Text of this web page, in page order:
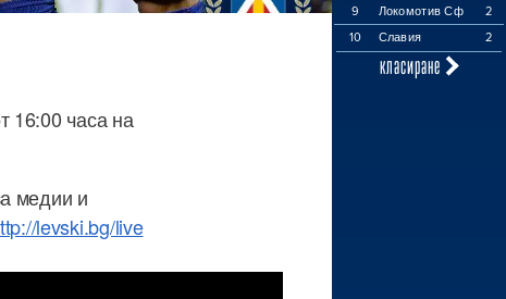
9
Локомотив Сф
2
10
Славия 2
класиране
16:00 часа на
медии и
levski.bg/live